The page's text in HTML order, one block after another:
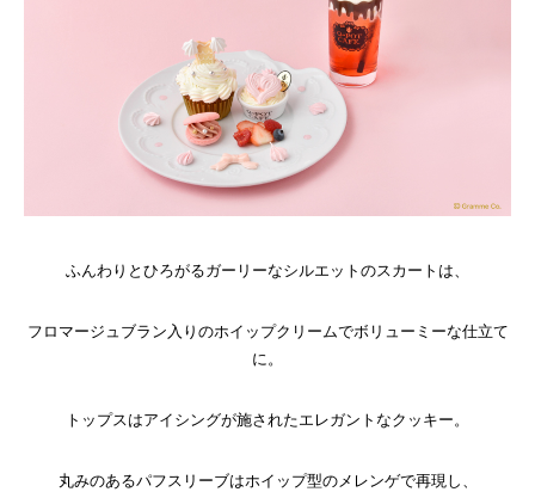
ふんわりとひろがるガーリーなシルエットのスカートは、
フロマージュブラン入りのホイップクリームでボリューミーな仕立て
に。
トップスはアイシングが施されたエレガントなクッキー。
丸みのあるパフスリーブはホイップ型のメレンゲで再現し、